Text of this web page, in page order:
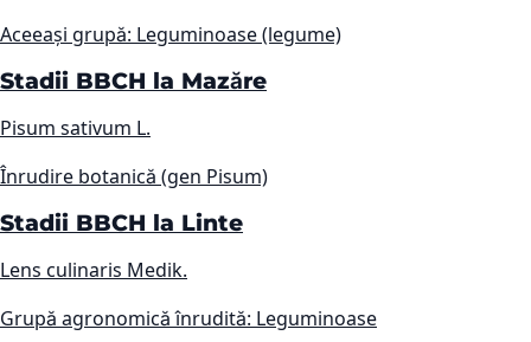
Aceeași grupă: Leguminoase (legume)
Stadii BBCH la Mazăre
Pisum sativum L.
Înrudire botanică (gen Pisum)
Stadii BBCH la Linte
Lens culinaris Medik.
Grupă agronomică înrudită: Leguminoase